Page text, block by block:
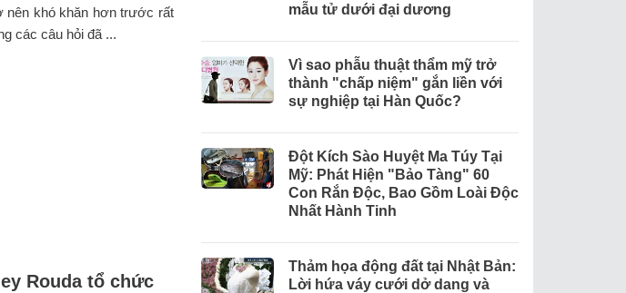
nên khó khăn hơn trước rất
các câu hỏi đã ...
Rouda tổ chức
mẫu tử dưới đại dương
Vì sao phẫu thuật thẩm mỹ trở
thành "chấp niệm" gắn liền với
sự nghiệp tại Hàn Quốc?
Đột Kích Sào Huyệt Ma Túy Tại
Mỹ: Phát Hiện "Bảo Tàng" 60
Con Rắn Độc, Bao Gồm Loài Độc
Nhất Hành Tinh
Thảm họa động đất tại Nhật Bản:
Lời hứa váy cưới dở dang và